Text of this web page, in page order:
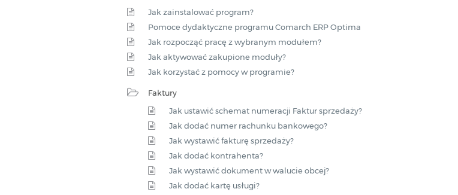
Jak zainstalować program?
Pomoce dydaktyczne programu Comarch ERP Optima
Jak rozpocząć pracę z wybranym modułem?
Jak aktywować zakupione moduły?
Jak korzystać z pomocy w programie?
Faktury
Jak ustawić schemat numeracji Faktur sprzedaży?
Jak dodać numer rachunku bankowego?
Jak wystawić fakturę sprzedaży?
Jak dodać kontrahenta?
Jak wystawić dokument w walucie obcej?
Jak dodać kartę usługi?